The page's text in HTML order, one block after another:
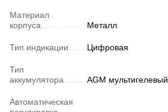
Материал
корпуса
Металл
Тип индикации Цифровая
Тип
аккумулятора
AGM мультигелевый
Автоматическая